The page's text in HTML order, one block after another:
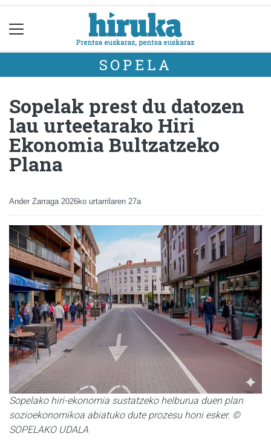
SOPELA
Sopelak prest du datozen
lau urteetarako Hiri
Ekonomia Bultzatzeko
Plana
Ander Zarraga 2026ko urtarrilaren 27a
Sopelako hiri-ekonomia sustatzeko helburua duen plan
sozioekonomikoa abiatuko dute prozesu honi esker. ©
SOPELAKO UDALA